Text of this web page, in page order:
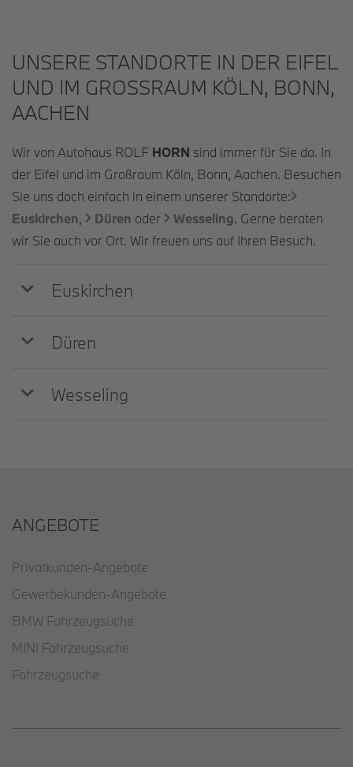
UNSERE STANDORTE IN DER EIFEL
UND IM GROSSRAUM KÖLN, BONN, A
ACHEN
Wir von Autohaus ROLF HORN sind immer für Sie da. In
der Eifel und im Großraum Köln, Bonn, Aachen. Besuchen
Sie uns doch einfach in einem unserer Standorte:
Euskirchen, Düren oder Wesseling. Gerne beraten
wir Sie auch vor Ort. Wir freuen uns auf Ihren Besuch.
Euskirchen
Düren
Wesseling
ANGEBOTE
Privatkunden-Angebote
Gewerbekunden-Angebote
BMW Fahrzeugsuche
MINI Fahrzeugsuche
Fahrzeugsuche